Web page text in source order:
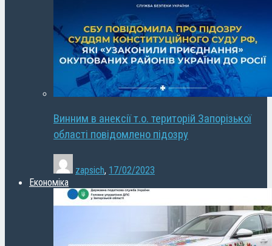
Винним в анексії т.о. територій Запорізької
області повідомлено підозру
zapsich, 17/02/2023
Економіка